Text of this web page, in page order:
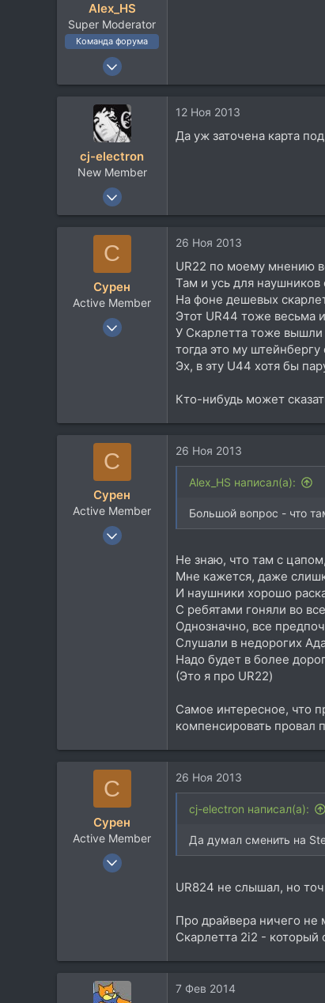
Alex_HS
Super Moderator
Команда форума
19 Ноя 2002
33.736
Москва
cj-electron
New Member
14 Июл 2010
12 Ноя 2013
Да уж заточена карта
С
Сурен
Active Member
12 Дек 2007
26 Ноя 2013
UR22 по моему мнению
Там и усь для
На фоне дешевых
Этот UR44 тоже весьма
У Скарлетта тоже вышли
тогда это му
Эх, в эту U44 хотя бы
Кто-нибудь может
С
Сурен
Active Member
12 Дек 2007
26 Ноя 2013
Alex_HS написал(а):
Большой вопрос - что
Не знаю, что там с
Мне кажется, даже
И наушники хорошо
С ребятами гоняли во
Однозначно, все
Слушали в недорогих
Надо будет в более
(Это я про UR22)
Самое интересное, что
компенсировать провал
С
Сурен
Active Member
12 Дек 2007
26 Ноя 2013
cj-electron написал(а):
Да думал сменить на
UR824 не слышал, но
Про драйвера ничего не
Скарлетта 2i2 - который
7 Фев 2014